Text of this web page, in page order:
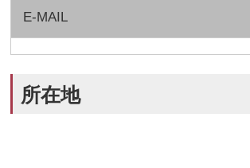
E-MAIL
所在地